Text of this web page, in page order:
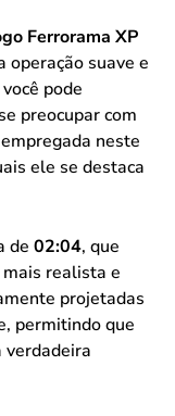
Ferrorama XP
operação suave e
pode
preocupar com
neste
ele se destaca
de 02:04, que
realista e
projetadas
permitindo que
verdadeira